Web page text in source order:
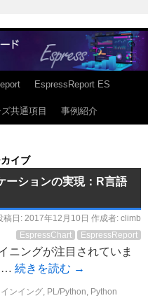
EspressReport ES
共通項目 事例紹介
イブ
ーションの実現：R言語
稿日: 2017年12月10日 作成者: climb
EspressChart
EspressReport
ニングが注目されていま
… 続きを読む →
ンイング, PL/Python, Python